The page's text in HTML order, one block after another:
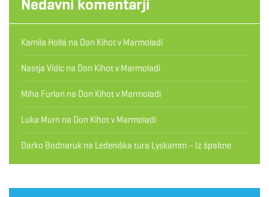
Nedavni komentarji
Kamila Hollá na Don Kihot v Marmoladi
Nastja Vidic na Don Kihot v Marmoladi
Miha Furlan na Don Kihot v Marmoladi
Luka Murn na Don Kihot v Marmoladi
Darko Bodnaruk na Ledeniška tura Lyskamm – Iz špaltne